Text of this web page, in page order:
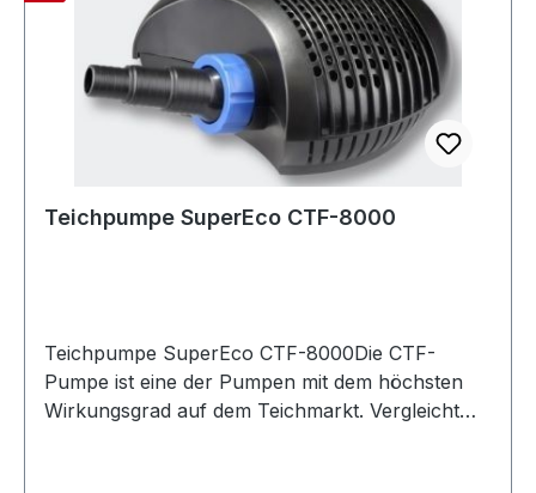
(1"-1 1/2")Kabellänge 10 m
Teichpumpe SuperEco CTF-8000
Teichpumpe SuperEco CTF-8000Die CTF-
Pumpe ist eine der Pumpen mit dem höchsten
Wirkungsgrad auf dem Teichmarkt. Vergleicht